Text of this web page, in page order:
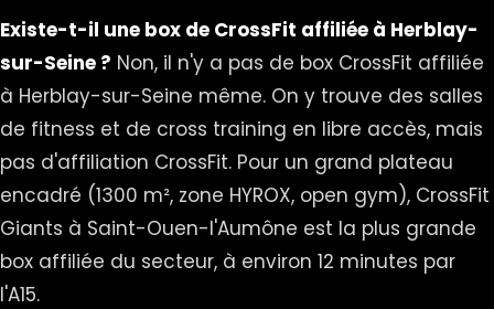
Existe-t-il une box de CrossFit affiliée à Herblay-
sur-Seine ? Non, il n'y a pas de box CrossFit affiliée
à Herblay-sur-Seine même. On y trouve des salles
de fitness et de cross training en libre accès, mais
pas d'affiliation CrossFit. Pour un grand plateau
encadré (1300 m², zone HYROX, open gym), CrossFit
Giants à Saint-Ouen-l'Aumône est la plus grande
box affiliée du secteur, à environ 12 minutes par
l'A15.